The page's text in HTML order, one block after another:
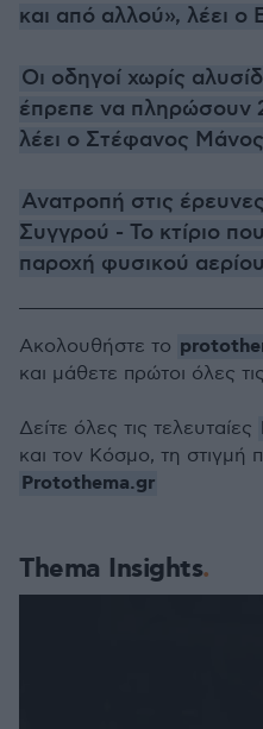
και από αλλού», λέει ο
Οι οδηγοί χωρίς
έπρεπε να πληρώσουν
λέει ο Στέφανος Μάνος
Ανατροπή στις
Συγγρού - Το κτίριο
παροχή φυσικού
Thema Insights
Ακολουθήστε το
και μάθετε πρώτοι όλες
Δείτε όλες τις τελευταίες
και τον Κόσμο, τη στιγμή
Protothema.gr